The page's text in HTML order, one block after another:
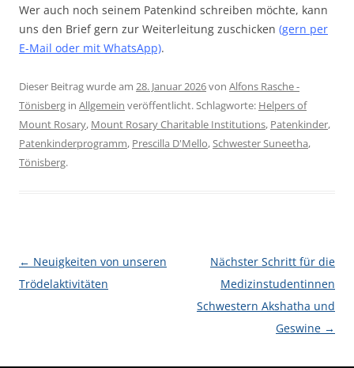
Wer auch noch seinem Patenkind schreiben möchte, kann
uns den Brief gern zur Weiterleitung zuschicken (gern per
E-Mail oder mit WhatsApp).
Dieser Beitrag wurde am 28. Januar 2026von Alfons Rasche -
Tönisberg in Allgemein veröffentlicht. Schlagworte: Helpers of
Mount Rosary, Mount Rosary Charitable Institutions, Patenkinder,
Patenkinderprogramm, Prescilla D'Mello,Schwester Suneetha,
Tönisberg.
Beitragsnavigation
← Neuigkeiten von unseren
Trödelaktivitäten
Nächster Schritt für die
Medizinstudentinnen
Schwestern Akshatha und
Geswine →